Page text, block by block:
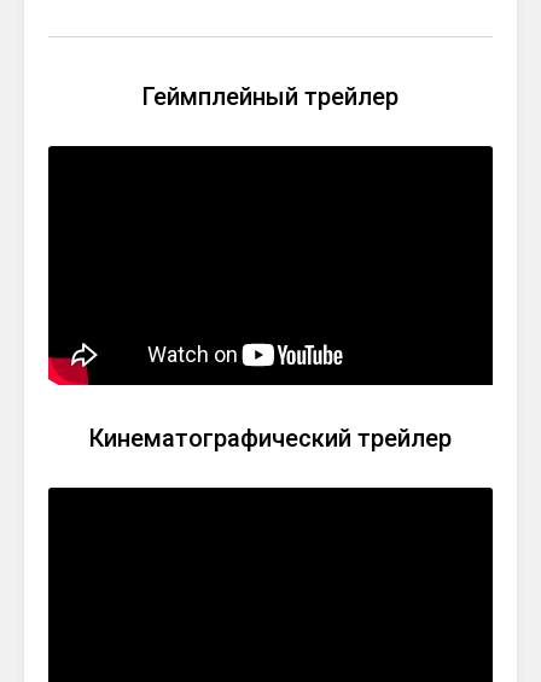
Геймплейный трейлер
Кинематографический трейлер